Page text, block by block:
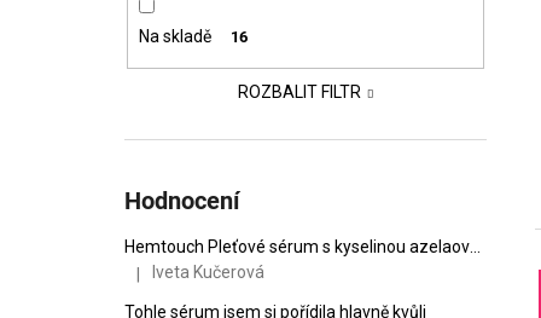
Na skladě 16
ROZBALIT FILTR
Hodnocení
Hodnocení produktu je 5 z 5 hvězdiček.
Iveta Kučerová
Tohle sérum jsem si pořídila hlavně kvůli
VZOREČEK
25 Kč